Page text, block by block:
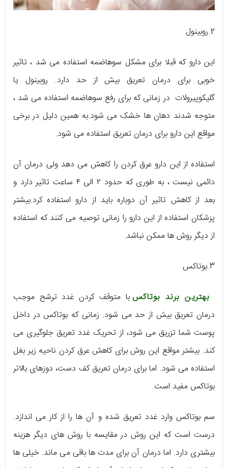
2.روبینول
این دارو که قبلا برای مشکل سوهاضمه استفاده می شد ، تاثیر
خوبی برای درمان تعریق بیش از حد دارد. روبینول یا
گلیکوپیرولات در زمانی که برای رفع سوهاضمه استفاده می شد ،
متوجه شدند دهان ها خشک می شود.به همین دلیل در برخی
مواقع این دارو برای درمان تعریق استفاده می شود.
استفاده از این دارو عرق کردن را کاهش می دهد ولی درمان آن
دائمی نیست ، به طوری که حدود ۲ الی ۴ ساعت تاثیر دارد و
بعد از کاهش تاثیر آن دوباره باید از دارو استفاده کرد.بیشتر
پزشکان استفاده از این دارو را زمانی توصیه می کنند که استفاده
از دیگر روش ها ممکن نباشد.
3.بوتاکس
بهترین برند بوتاکس با متوقف کردن غدد ترشح موجب
درمان تعریق بیش از حد می شود. زمانی که بوتاکس در داخل
پوست شما تزریق می شود، از تحریک غدد تعریق جلوگیری می
کند. بیشتر مواقع این روش برای کاهش عرق کردن ناحیه زیر بغل
استفاده می شود. اما برای درمان تعریق کف دست، دوزهای بالاتر
بوتاکس مفید است.
سم بوتاکس وارد غدد تعریق شده و آن ها را از کار می اندازد.
درست است که این روش در مقایسه با روش های دیگر هزینه
بیشتری دارد. اما درمان آن برای مدت ها باقی می ماند. خیلی ها